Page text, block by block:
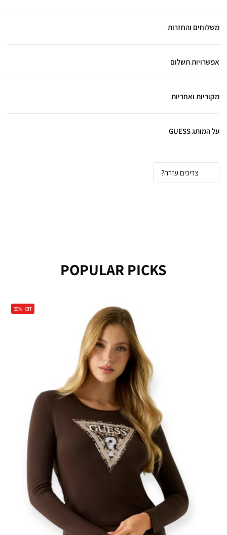
משלוחים והחזרות
אפשרויות תשלום
מקוריות ואחריות
על המותג GUESS
צריכים עזרה?
POPULAR PICKS
30% OFF